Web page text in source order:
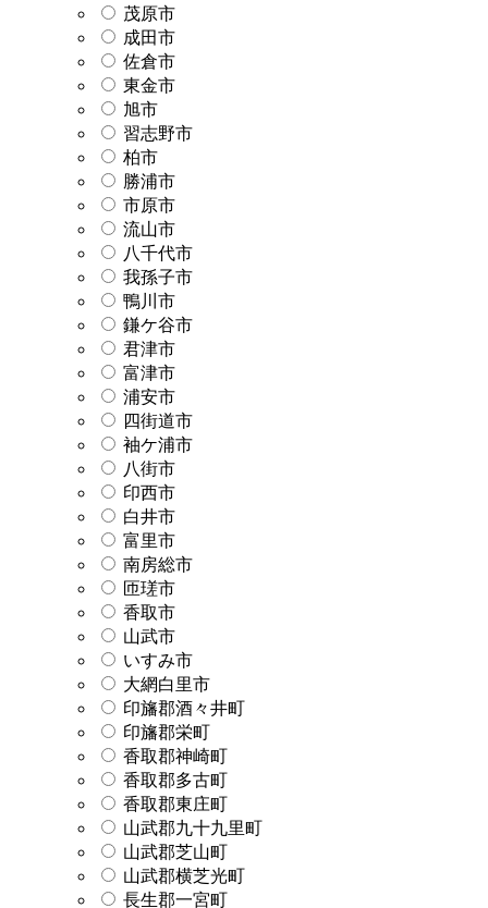
茂原市
成田市
佐倉市
東金市
旭市
習志野市
柏市
勝浦市
市原市
流山市
八千代市
我孫子市
鴨川市
鎌ケ谷市
君津市
富津市
浦安市
四街道市
袖ケ浦市
八街市
印西市
白井市
富里市
南房総市
匝瑳市
香取市
山武市
いすみ市
大網白里市
印旛郡酒々井町
印旛郡栄町
香取郡神崎町
香取郡多古町
香取郡東庄町
山武郡九十九里町
山武郡芝山町
山武郡横芝光町
長生郡一宮町